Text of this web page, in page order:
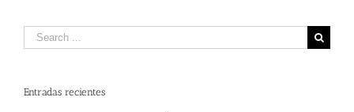
Search
for:
Entradas recientes